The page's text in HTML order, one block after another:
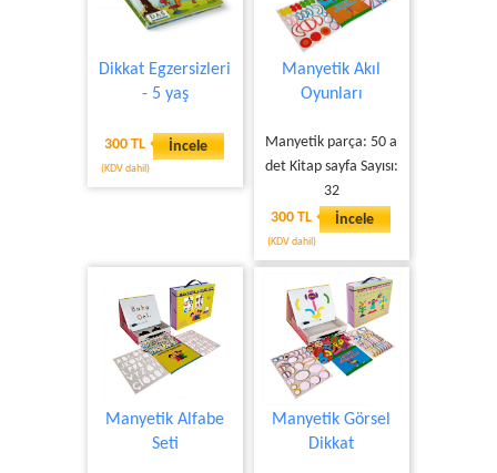
Dikkat Egzersizleri
- 5 yaş
300 TL
(KDV dahil)
İncele
Manyetik Akıl
Oyunları
Manyetik parça: 50 a
det Kitap sayfa Sayısı:
32
300 TL
(KDV dahil)
İncele
Manyetik Alfabe
Seti
Manyetik Görsel
Dikkat